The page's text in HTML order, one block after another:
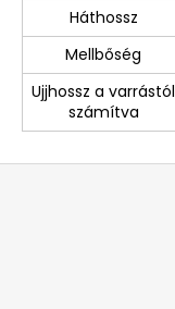
Háthossz
Mellbőség
Ujjhossz a varrástól
számítva
L